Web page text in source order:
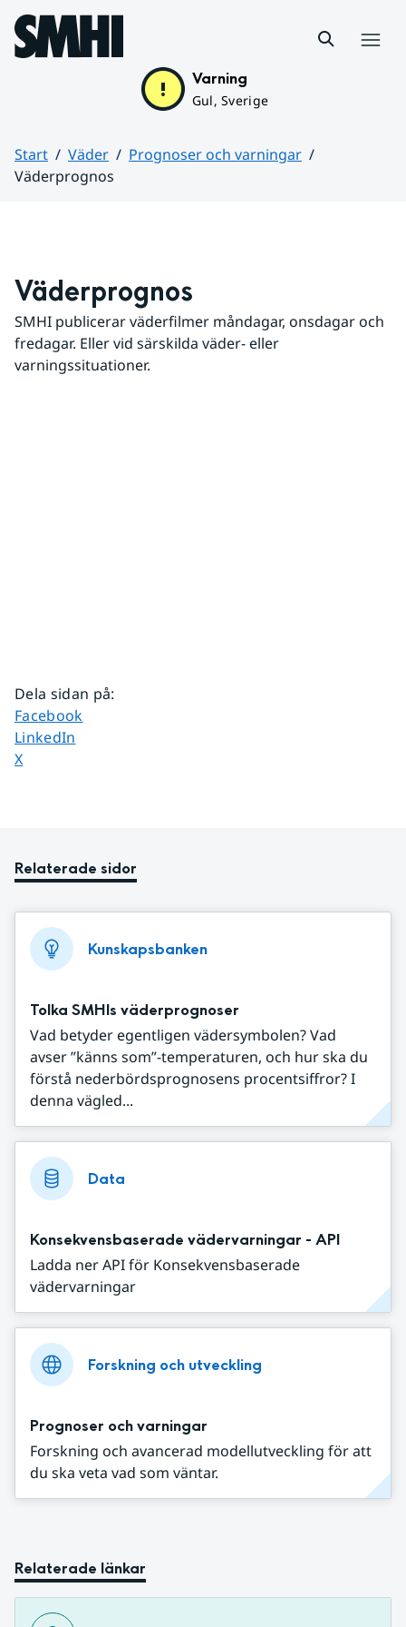
Hoppa till sidans innehåll
Varning
Gul, Sverige
Start Väder
Prognoser och varningar
Väderprognos
Väderprognos
SMHI publicerar väderfilmer måndagar, onsdagar och
fredagar. Eller vid särskilda väder- eller
varningssituationer.
Dela sidan på:
Dela sidan på
Facebook
Dela sidan på
LinkedIn
Dela sidan på
X
Relaterade sidor
Kunskapsbanken
Tolka SMHIs väderprognoser
Vad betyder egentligen vädersymbolen? Vad
avser ”känns som”-temperaturen, och hur ska du
förstå nederbördsprognosens procentsiffror? I
denna vägled...
Data
Konsekvensbaserade vädervarningar - API
Ladda ner API för Konsekvensbaserade
vädervarningar
Forskning och utveckling
Prognoser och varningar
Forskning och avancerad modellutveckling för att
du ska veta vad som väntar.
Relaterade länkar